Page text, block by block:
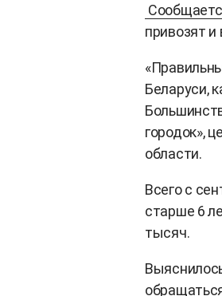
привозят и
Беларуси,
городок»,
области.
Всего с
старше 6
тысяч.